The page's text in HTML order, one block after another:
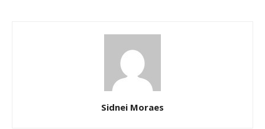
Sidnei Moraes